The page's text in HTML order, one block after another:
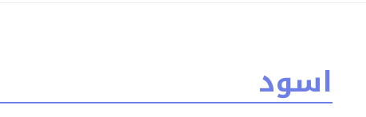
اسود